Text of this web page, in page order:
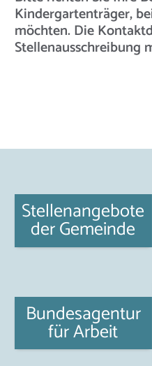
Kindergartenträger,
möchten. Die
Stellenausschreibung
Stellenangebote
der Gemeinde
Bundesagentur
für Arbeit